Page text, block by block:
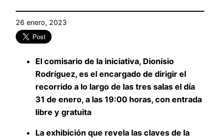
26 enero, 2023
El comisario de la iniciativa, Dionisio
Rodríguez, es el encargado de dirigir el
recorrido a lo largo de las tres salas el día
31 de enero, a las 19:00 horas, con entrada
libre y gratuita
La exhibición que revela las claves de la